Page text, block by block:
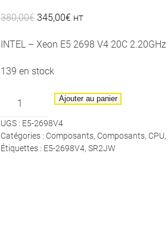
380,00€ Le
initial
380,00€.
345,00€ Le
actuel
HT
INTEL – Xeon E5 2698 V4 20C 2.20GHz
139 en stock
quantité
INTEL
-
Xeon
Ajouter au panier
UGS : E5-2698V4
Catégories : Composants, Composants, CPU,
Étiquettes : E5-2698V4, SR2JW